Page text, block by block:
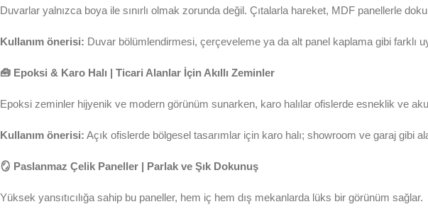
Duvarlar yalnızca boya ile sınırlı olmak zorunda değil. Çıtalarla hareket, MDF panellerle
Kullanım önerisi: Duvar bölümlendirmesi, çerçeveleme ya da alt panel kaplama gibi farklı
🧰 Epoksi & Karo Halı | Ticari Alanlar İçin Akıllı Zeminler
Epoksi zeminler hijyenik ve modern görünüm sunarken, karo halılar ofislerde esneklik ve
Kullanım önerisi: Açık ofislerde bölgesel tasarımlar için karo halı; showroom ve garaj gibi
🪞 Paslanmaz Çelik Paneller | Parlak ve Şık Dokunuş
Yüksek yansıtıcılığa sahip bu paneller, hem iç hem dış mekanlarda lüks bir görünüm sağlar.